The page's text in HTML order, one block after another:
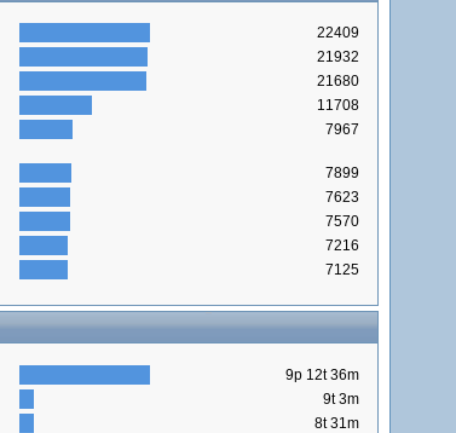
22409
21932
21680
11708
7967
7899
7623
7570
7216
7125
9p 12t 36m
9t 3m
8t 31m